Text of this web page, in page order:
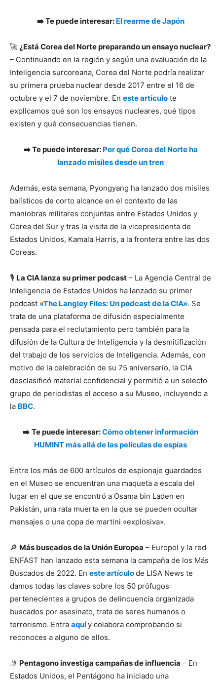
➡️ Te puede interesar: El rearme de Japón
🚀 ¿Está Corea del Norte preparando un ensayo nuclear?
– Continuando en la región y según una evaluación de la
Inteligencia surcoreana, Corea del Norte podría realizar
su primera prueba nuclear desde 2017 entre el 16 de
octubre y el 7 de noviembre. En este artículo te
explicamos qué son los ensayos nucleares, qué tipos
existen y qué consecuencias tienen.
➡️ Te puede interesar: Por qué Corea del Norte ha
lanzado misiles desde un tren
Además, esta semana, Pyongyang ha lanzado dos misiles
balísticos de corto alcance en el contexto de las
maniobras militares conjuntas entre Estados Unidos y
Corea del Sur y tras la visita de la vicepresidenta de
Estados Unidos, Kamala Harris, a la frontera entre las dos
Coreas.
🎙️ La CIA lanza su primer podcast – La Agencia Central de
Inteligencia de Estados Unidos ha lanzado su primer
podcast «The Langley Files: Un podcast de la CIA». Se
trata de una plataforma de difusión especialmente
pensada para el reclutamiento pero también para la
difusión de la Cultura de Inteligencia y la desmitifización
del trabajo de los servicios de Inteligencia. Además, con
motivo de la celebración de su 75 aniversario, la CIA
desclasificó material confidencial y permitió a un selecto
grupo de periodistas el acceso a su Museo, incluyendo a
la BBC.
➡️ Te puede interesar:Cómo obtener información
HUMINT más allá de las películas de espías
Entre los más de 600 artículos de espionaje guardados
en el Museo se encuentran una maqueta a escala del
lugar en el que se encontró a Osama bin Laden en
Pakistán, una rata muerta en la que se pueden ocultar
mensajes o una copa de martini «explosiva».
🔎 Más buscados de la Unión Europea – Europol y la red
ENFAST han lanzado esta semana la campaña de los Más
Buscados de 2022. En este artículode LISA News te
damos todas las claves sobre los 50 prófugos
pertenecientes a grupos de delincuencia organizada
buscados por asesinato, trata de seres humanos o
terrorismo. Entra aquíy colabora comprobando si
reconoces a alguno de ellos.
🤳 Pentagono investiga campañas de influencia – En
Estados Unidos, el Pentágono ha iniciado una